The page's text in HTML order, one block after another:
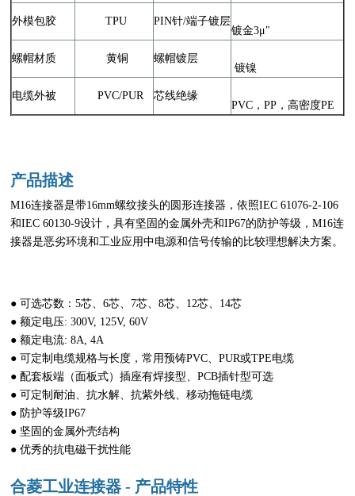
外模包胶 TPU
PIN针/端子镀层
镀金3μ"
螺帽材质 黄铜
螺帽镀层
镀镍
电缆外被 PVC/PUR
芯线绝缘
PVC，PP，高密度PE
产品描述
M16连接器是带16mm螺纹接头的圆形连接器，依照IEC 61076-2-106
和IEC 60130-9设计，具有坚固的金属外壳和IP67的防护等级，M16连
接器是恶劣环境和工业应用中电源和信号传输的比较理想解决方案。
● 可选芯数：5芯、6芯、7芯、8芯、12芯、14芯
● 额定电压: 300V, 125V, 60V
● 额定电流: 8A, 4A
● 可定制电缆规格与长度，常用预铸PVC、PUR或TPE电缆
● 配套板端（面板式）插座有焊接型、PCB插针型可选
● 可定制耐油、抗水解、抗紫外线、移动拖链电缆
● 防护等级IP67
● 坚固的金属外壳结构
● 优秀的抗电磁干扰性能
合菱工业连接器 - 产品特性